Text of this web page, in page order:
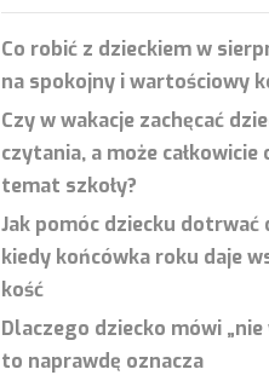
Co robić z dzieckiem w
na spokojny i wartościowy
Czy w wakacje zachęcać
czytania, a może całkowicie
temat szkoły?
Jak pomóc dziecku dotrwać
kiedy końcówka roku daje
kość
Dlaczego dziecko mówi „nie
to naprawdę oznacza